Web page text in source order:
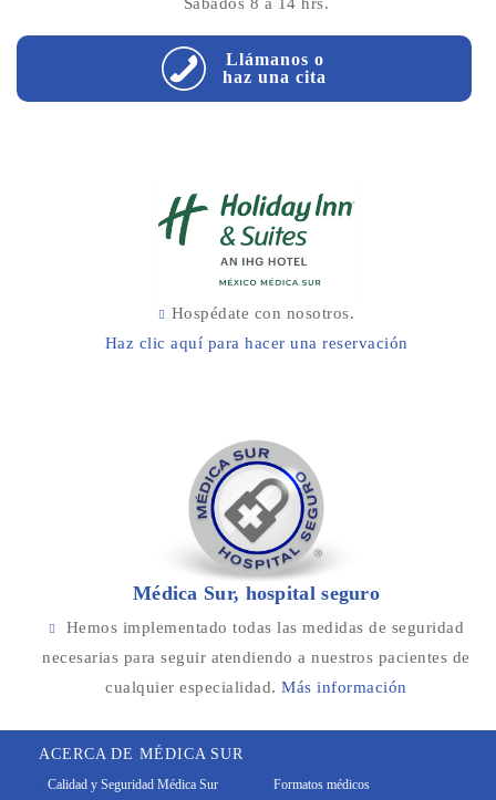
Llámanos o
haz una cita
Hospédate con nosotros.
Haz clic aquí para hacer una reservación
Médica Sur, hospital seguro
Hemos implementado todas las medidas de seguridad
necesarias para seguir atendiendo a nuestros pacientes de
cualquier especialidad.Más información
ACERCA DE MÉDICA SUR
Calidad y Seguridad Médica Sur Formatos médicos